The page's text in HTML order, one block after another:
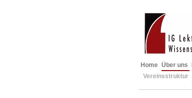
Home Über uns
Vereinsstruktur